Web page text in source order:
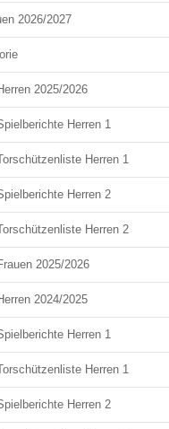
2026/2027
2025/2026
Herren 1
Herren 1
Herren 2
Herren 2
2025/2026
2024/2025
Herren 1
Herren 1
Herren 2